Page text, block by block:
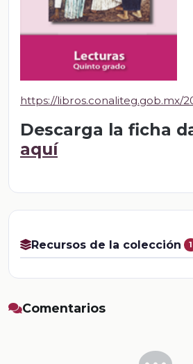
https://libros.conaliteg.gob.mx/
Descarga la ficha
aquí
Recursos de la colección 1
Comentarios